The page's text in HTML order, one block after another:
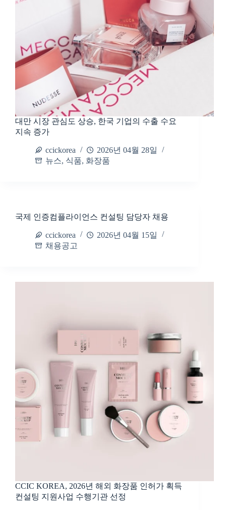
대만 시장 관심도 상승, 한국 기업의 수출 수요
지속 증가
ccickorea
2026년 04월 28일
뉴스, 식품, 화장품
국제 인증컴플라이언스 컨설팅 담당자 채용
ccickorea
2026년 04월 15일
채용공고
CCIC KOREA, 2026년 해외 화장품 인허가 획득
컨설팅 지원사업 수행기관 선정